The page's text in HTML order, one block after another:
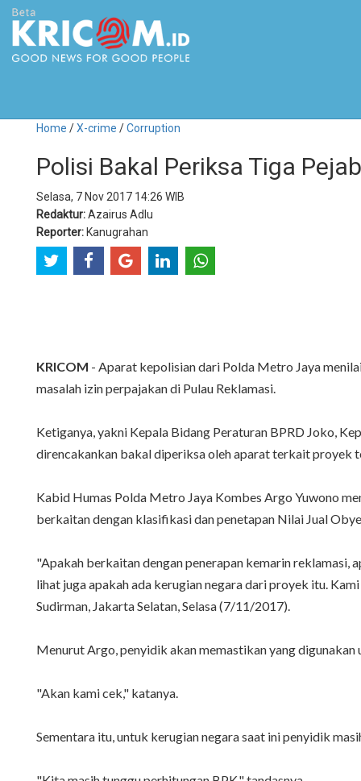
Home /X-crime /Corruption
Polisi Bakal Periksa Tiga
Selasa, 7 Nov 2017 14:26 WIB
Redaktur:Azairus Adlu
Reporter: Kanugrahan
KRICOM - Aparat kepolisian dari Polda Metro Jaya
masalah izin perpajakan di Pulau Reklamasi.
Ketiganya, yakni Kepala Bidang Peraturan BPRD Joko,
direncakankan bakal diperiksa oleh aparat terkait proyek
Kabid Humas Polda Metro Jaya Kombes Argo Yuwono
berkaitan dengan klasifikasi dan penetapan Nilai Jual
"Apakah berkaitan dengan penerapan kemarin reklamasi,
lihat juga apakah ada kerugian negara dari proyek itu.
Sudirman, Jakarta Selatan, Selasa (7/11/2017).
Menurut Argo, penyidik akan memastikan yang
"Akan kami cek," katanya.
Sementara itu, untuk kerugian negara saat ini penyidik